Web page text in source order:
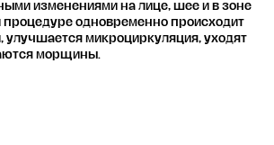
изменениями на лице, шее и в зоне
процедуре одновременно происходит
улучшается микроциркуляция, уходят
морщины.